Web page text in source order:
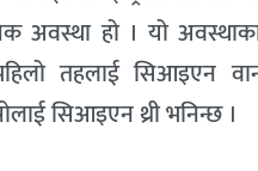
अवस्था हो । यो
तहलाई सिआइएन
सिआइएन थ्री भनिन्छ ।